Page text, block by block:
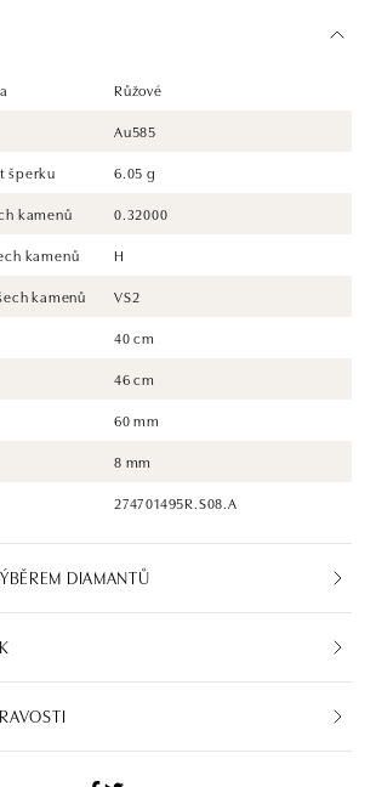
Růžové
Au585
šperku
6.05 g
kamenů
0.32000
kamenů
H
kamenů
VS2
40 cm
46 cm
60 mm
8 mm
274701495R.S08.A
DIAMANTŮ